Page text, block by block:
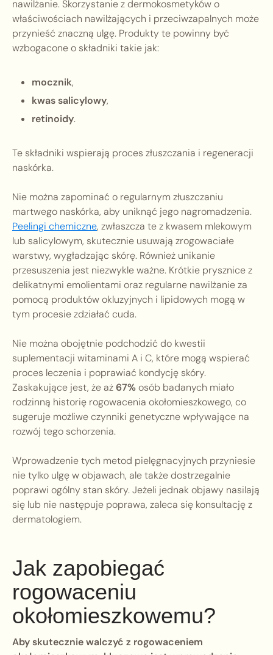
nawilżanie. Skorzystanie z dermokosmetyków o
właściwościach nawilżających i przeciwzapalnych może
przynieść znaczną ulgę. Produkty te powinny być
wzbogacone o składniki takie jak:
mocznik,
kwas salicylowy,
retinoidy.
Te składniki wspierają proces złuszczania i regeneracji
naskórka.
Nie można zapominać o regularnym złuszczaniu
martwego naskórka, aby uniknąć jego nagromadzenia.
Peelingi chemiczne, zwłaszcza te z kwasem mlekowym
lub salicylowym, skutecznie usuwają zrogowaciałe
warstwy, wygładzając skórę. Również unikanie
przesuszenia jest niezwykle ważne. Krótkie prysznice z
delikatnymi emolientami oraz regularne nawilżanie za
pomocą produktów okluzyjnych i lipidowych mogą w
tym procesie zdziałać cuda.
Nie można obojętnie podchodzić do kwestii
suplementacji witaminami A i C, które mogą wspierać
proces leczenia i poprawiać kondycję skóry.
Zaskakujące jest, że aż67%osób badanych miało
rodzinną historię rogowacenia okołomieszkowego, co
sugeruje możliwe czynniki genetyczne wpływające na
rozwój tego schorzenia.
Wprowadzenie tych metod pielęgnacyjnych przyniesie
nie tylko ulgę w objawach, ale także dostrzegalnie
poprawi ogólny stan skóry. Jeżeli jednak objawy nasilają
się lub nie następuje poprawa, zaleca się konsultację z
dermatologiem.
Jak zapobiegać
rogowaceniu
okołomieszkowemu?
Aby skutecznie walczyć z rogowaceniem